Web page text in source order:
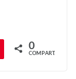
0
COMPART.